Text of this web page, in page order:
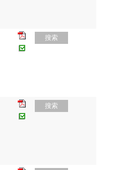
搜索
搜索